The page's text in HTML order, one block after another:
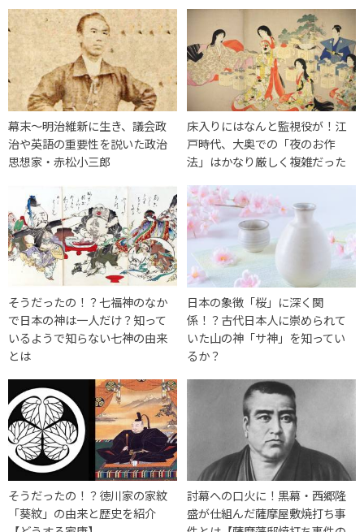
幕末〜明治維新に生き、議会政
治や英語の重要性を説いた政治
思想家・赤松小三郎
床入りにはなんと監視役が！江
戸時代、大奥での「夜のお作
法」はかなり厳しく複雑だった
そうだったの！？七福神のなか
で日本の神は一人だけ？知って
いるようで知らない七神の由来
とは
日本の象徴「桜」に深く関
係！？古代日本人に崇められて
いた山の神「サ神」を知ってい
るか？
そうだったの！？徳川家の家紋
「葵紋」の由来と歴史を紹介
討幕への口火に！黒幕・西郷隆
盛が仕組んだ薩摩屋敷焼打ち事